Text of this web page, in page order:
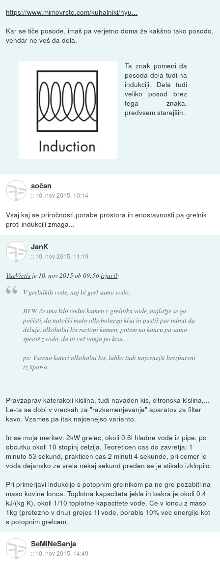
https://www.mimovrste.com/kuhalniki/hyu...
Kar se tiče posode, imaš pa verjetno doma že kakšno tako posodo,
vendar ne veš da dela.
Ta znak pomeni da
posoda dela tudi na
indukciji. Dela tudi
veliko posod brez
tega znaka,
predvsem starejših.
sočan
:: 10. nov 2015, 10:14
Vsaj kaj se priročnosti,porabe prostora in enostavnosti pa grelnik
proti indukciji zmaga...
JanK
:: 10. nov 2015, 11:19
VaeVictis je 10. nov 2015 ob 09:56izjavil:
V grelnikih vode, naj bi grel samo vodo.
BTW, če ima kdo vodni kamen v grelniku vode, najlažje se ga
počisti, da natočiš malo alkoholnega kisa in pustiš par minut da
deluje, alkoholni kis raztopi kamen, potem na koncu pa samo
spereš z vodo, da ni več vonja po kisu ...
ps: Vseeno kateri alkoholni kis, lahko tudi najcenejši brezbarvni
iz Spar-a.
Pravzaprav katerakoli kislina, tudi navaden kis, citronska kislina,...
Le-ta se dobi v vreckah za "razkamenjevanje" aparatov za filter
kavo. Vzames pa itak najcenejso varianto.
In se moja meritev: 2kW grelec, okoli 0.6l hladne vode iz pipe, po
obcutku okoli 10 stopinj celzija. Teoreticen cas do zavretja: 1
minuto 53 sekund, prakticen cas 2 minuti 4 sekunde, pri cemer je
voda dejansko ze vrela nekaj sekund preden se je stikalo izklopilo.
Pri primerjavi indukcije s potopnim grelnikom pa ne gre pozabiti na
maso kovine lonca. Toplotna kapaciteta jekla in bakra je okoli 0.4
kJ/(kg K), okoli 1/10 toplotne kapacitete vode. Ce v loncu z maso
1kg (pretezno v dnu) grejes 1l vode, porabis 10% vec energije kot
s potopnim grelcem.
SeMiNeSanja
:: 10. nov 2015, 14:49